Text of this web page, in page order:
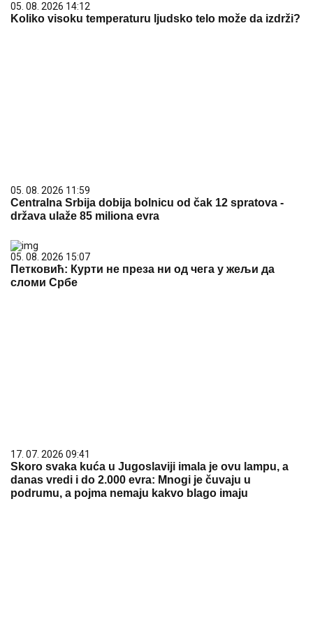
05. 08. 2026 14:12
Koliko visoku temperaturu ljudsko telo može da izdrži?
05. 08. 2026 11:59
Centralna Srbija dobija bolnicu od čak 12 spratova -
država ulaže 85 miliona evra
05. 08. 2026 15:07
Петковић: Курти не преза ни од чега у жељи да
сломи Србе
17. 07. 2026 09:41
Skoro svaka kuća u Jugoslaviji imala je ovu lampu, a
danas vredi i do 2.000 evra: Mnogi je čuvaju u
podrumu, a pojma nemaju kakvo blago imaju